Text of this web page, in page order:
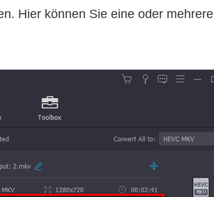
Hier können Sie eine oder mehrere